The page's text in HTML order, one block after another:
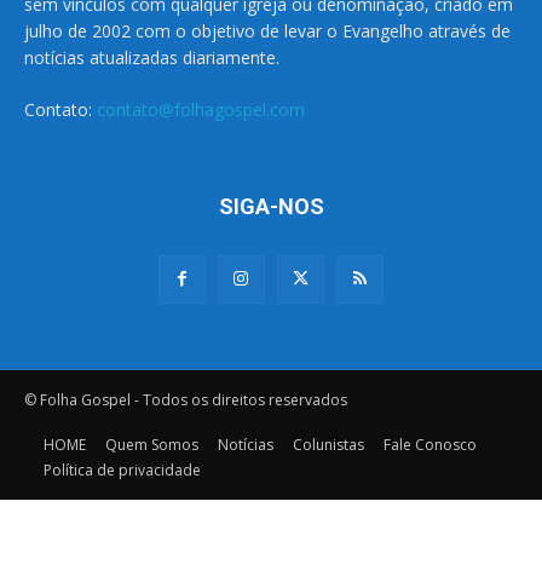
sem vínculos com qualquer igreja ou denominação, criado em
julho de 2002 com o objetivo de levar o Evangelho através de
notícias atualizadas diariamente.
Contato: contato@folhagospel.com
SIGA-NOS
© Folha Gospel - Todos os direitos reservados
HOME Quem Somos Notícias Colunistas
Fale Conosco
Política de privacidade